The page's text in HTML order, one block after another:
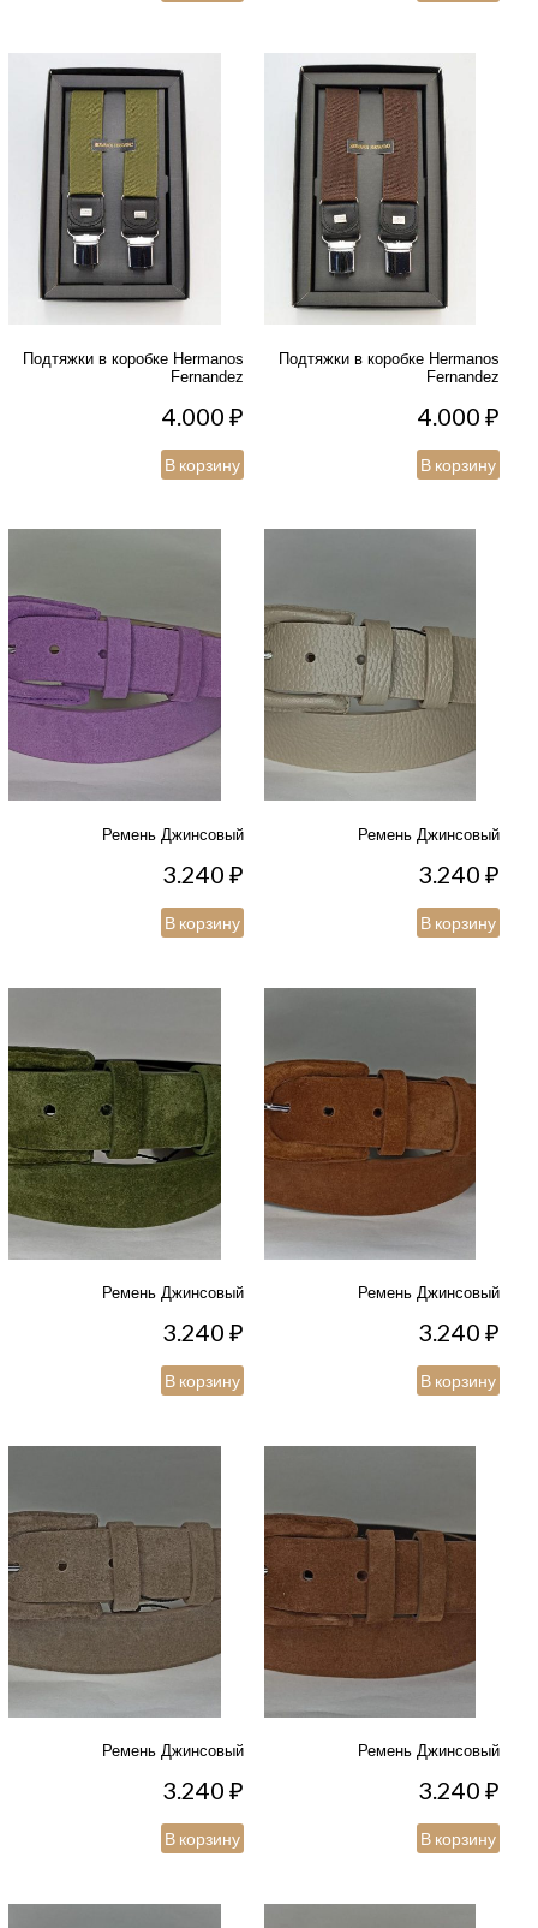
Подтяжки в коробке Hermanos
Fernandez
4.000₽
В корзину
Подтяжки в коробке Hermanos
Fernandez
4.000₽
В корзину
Ремень Джинсовый
3.240₽
В корзину
Ремень Джинсовый
3.240₽
В корзину
Ремень Джинсовый
3.240₽
В корзину
Ремень Джинсовый
3.240₽
В корзину
Ремень Джинсовый
3.240₽
В корзину
Ремень Джинсовый
3.240₽
В корзину